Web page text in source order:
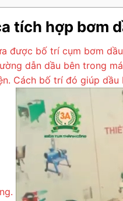
tích hợp bơm
được bố trí cụm bơm
dẫn dầu bên trong
Cách bố trí đó giúp